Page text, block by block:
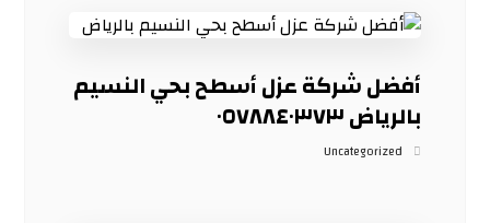
أفضل شركة عزل أسطح بحي النسيم
بالرياض ٠٥٧٨٨٤٠٣٧٣
Uncategorized